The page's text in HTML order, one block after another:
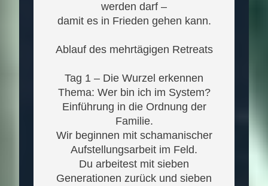
werden darf –
damit es in Frieden gehen kann.
Ablauf des mehrtägigen Retreats
Tag 1 – Die Wurzel erkennen
Thema: Wer bin ich im System?
Einführung in die Ordnung der
Familie.
Wir beginnen mit schamanischer
Aufstellungsarbeit im Feld.
Du arbeitest mit sieben
Generationen zurück und sieben